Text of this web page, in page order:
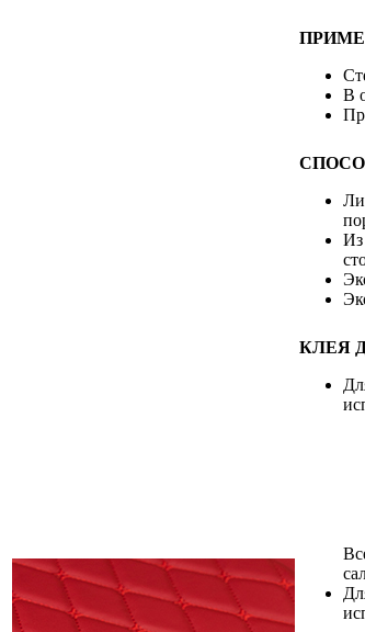
В
Из
КЛЕЯ